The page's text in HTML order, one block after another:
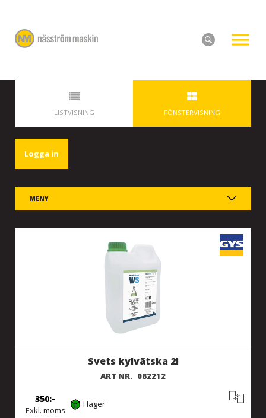
LISTVISNING FÖNSTERVISNING
Logga in
MENY
Svets kylvätska 2l
ART NR. 082212
Exkl. moms
350 I lager